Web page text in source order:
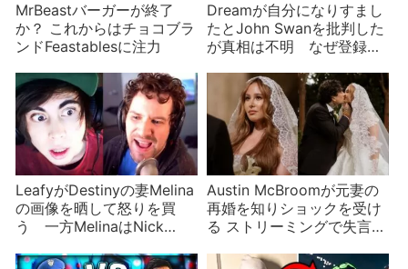
MrBeastバーガーが終了
か？ これからはチョコブラ
ンドFeastablesに注力
Dreamが自分になりすまし
たとJohn Swanを批判した
が真相は不明 なぜ登録者
するのか？
LeafyがDestinyの妻Melina
の画像を晒して怒りを買
う 一方MelinaはNick
Austin McBroomが元妻の
再婚を知りショックを受け
る ストリーミングで失言し